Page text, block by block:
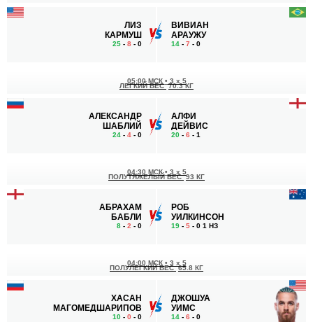
ЛИЗ
КАРМУШ
25 - 8 - 0
ВИВИАН
АРАУЖУ
14 - 7 - 0
АЛЕКСАНДР
ШАБЛИЙ
24 - 4 - 0
05:00 МСК • 3 x 5
ЛЕГКИЙ ВЕС 70.3 КГ
АЛФИ
ДЕЙВИС
20 - 6 - 1
АБРАХАМ
БАБЛИ
8 - 2 - 0
04:30 МСК• 3 x 5
ПОЛУТЯЖЕЛЫЙ ВЕС 93 КГ
РОБ
УИЛКИНСОН
19 - 5 - 0 1 НЗ
ХАСАН
МАГОМЕДШАРИПОВ
10 - 0 - 0
04:00 МСК • 3 x 5
ПОЛУЛЕГКИЙ ВЕС 65.8 КГ
ДЖОШУА
УИМС
14 - 6 - 0